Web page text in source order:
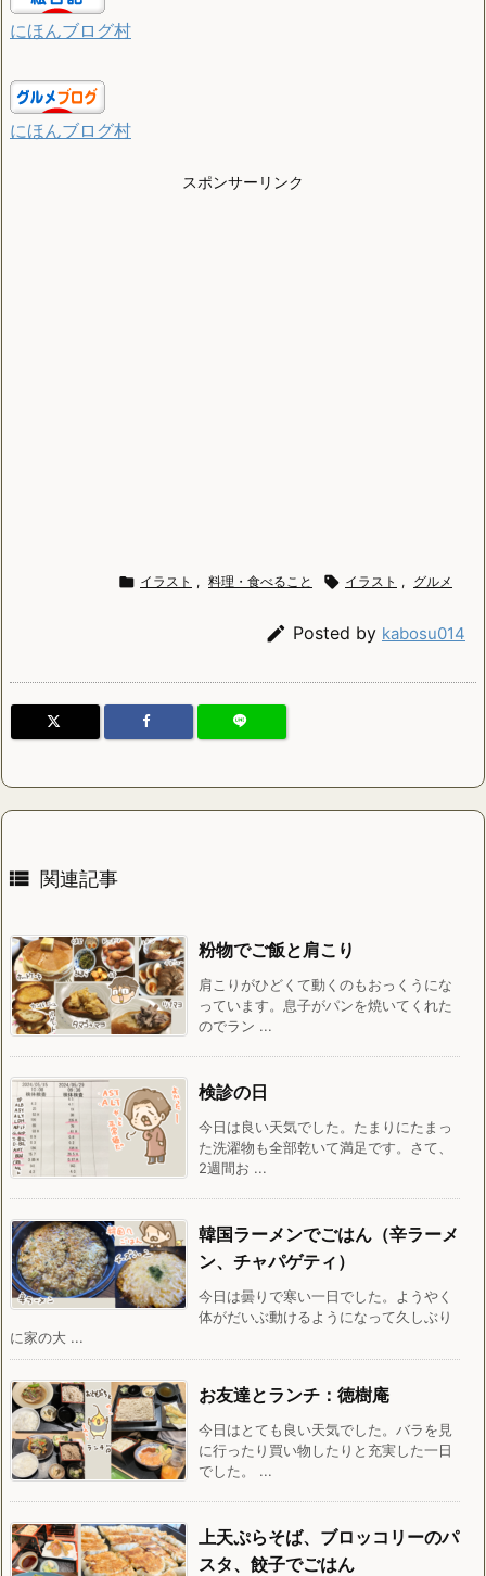
にほんブログ村
にほんブログ村
スポンサーリンク
 イラスト , 料理・食べること  イラスト , グルメ
 Posted by kabosu014
 関連記事
粉物でご飯と肩こり
肩こりがひどくて動くのもおっくうにな
っています。息子がパンを焼いてくれた
のでラン ...
検診の日
今日は良い天気でした。たまりにたまっ
た洗濯物も全部乾いて満足です。さて、
2週間お ...
韓国ラーメンでごはん（辛ラーメ
ン、チャパゲティ）
今日は曇りで寒い一日でした。ようやく
体がだいぶ動けるようになって久しぶり
に家の大 ...
お友達とランチ：徳樹庵
今日はとても良い天気でした。バラを見
に行ったり買い物したりと充実した一日
でした。 ...
上天ぷらそば、ブロッコリーのパ
スタ、餃子でごはん